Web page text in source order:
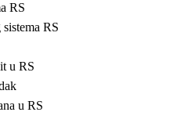
RS
RS
u RS
u RS